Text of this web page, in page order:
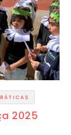
2025